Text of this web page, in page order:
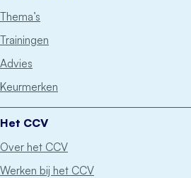
Thema’s
Trainingen
Advies
Keurmerken
Het CCV
Over het CCV
Werken bij het CCV